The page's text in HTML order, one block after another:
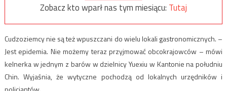
Zobacz kto wparł nas tym miesiącu: Tutaj
Cudzoziemcy nie są też wpuszczani do wielu lokali gastronomicznych. –
Jest epidemia. Nie możemy teraz przyjmować obcokrajowców – mówi
kelnerka w jednym z barów w dzielnicy Yuexiu w Kantonie na południu
Chin. Wyjaśnia, że wytyczne pochodzą od lokalnych urzędników i